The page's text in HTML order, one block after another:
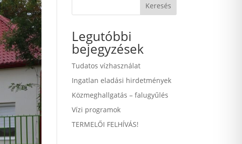
Keresés
Legutóbbi
bejegyzések
Tudatos vízhasználat
Ingatlan eladási hirdetmények
Közmeghallgatás – falugyűlés
Vízi programok
TERMELŐI FELHÍVÁS!